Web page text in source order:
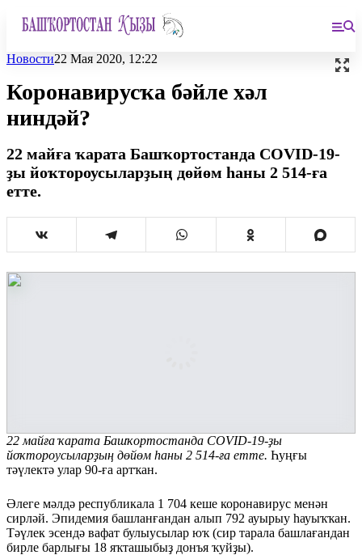
Новости22 Мая 2020, 12:22
Коронавирусҡа бәйле хәл
ниндәй?
22 майға ҡарата Башҡортостанда COVID-19-
ҙы йоҡтороусыларҙың дөйөм һаны 2 514-ға
етте.
22 майға ҡарата Башҡортостанда COVID-19-ҙы
йоҡтороусыларҙың дөйөм һаны 2 514-ға етте. Һуңғы
тәүлектә улар 90-ға артҡан.
Әлеге мәлдә республикала 1 704 кеше коронавирус менән
сирләй. Эпидемия башланғандан алып 792 ауырыу һауыҡҡан.
Тәүлек эсендә вафат булыусылар юҡ (сир тарала башлағандан
бирле барлығы 18 яҡташыбыҙ донъя ҡуйҙы).